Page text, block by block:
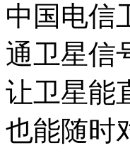
中国电信
通卫星信
让卫星能
也能随时